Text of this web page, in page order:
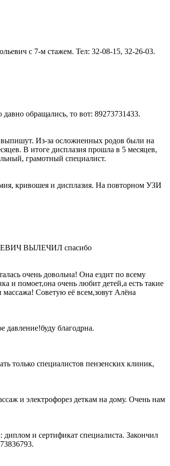
с 7-м стажем. Тел: 32-08-15, 32-26-03.
обращались, то вот: 89273731433.
выпишут. Из-за осложненных родов были на
В итоге дисплазия прошла в 5 месяцев,
грамотный специалист.
кривошея и дисплазия. На повторном УЗИ
ВЫЛЕЧИЛ спасибо
очень довольна! Она ездит по всему
и помоет,она очень любит детей,а есть такие
массажа! Советую её всем,зовут Алёна
давление!буду благодрна.
только специалистов пензенских клиник,
и электрофорез деткам на дому. Очень нам
и сертификат специалиста. Закончил